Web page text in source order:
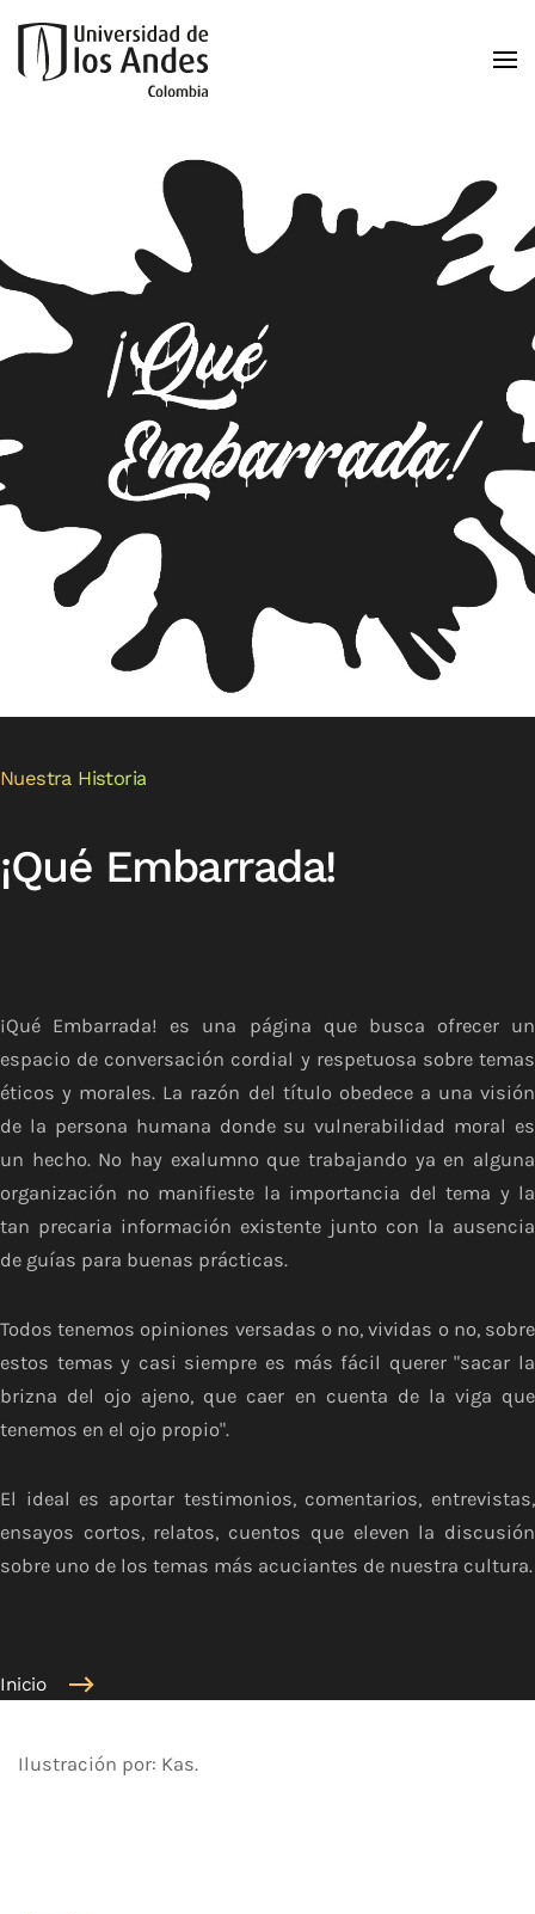
Skip to main content
Nuestra Historia
¡Qué Embarrada!
¡Qué Embarrada! es una página que busca ofrecer un
espacio de conversación cordial y respetuosa sobre temas
éticos y morales. La razón del título obedece a una visión
de la persona humana donde su vulnerabilidad moral es
un hecho. No hay exalumno que trabajando ya en alguna
organización no manifieste la importancia del tema y la
tan precaria información existente junto con la ausencia
de guías para buenas prácticas.
Todos tenemos opiniones versadas o no, vividas o no, sobre
estos temas y casi siempre es más fácil querer "sacar la
brizna del ojo ajeno, que caer en cuenta de la viga que
tenemos en el ojo propio".
El ideal es aportar testimonios, comentarios, entrevistas,
ensayos cortos, relatos, cuentos que eleven la discusión
sobre uno de los temas más acuciantes de nuestra cultura.
Inicio
Ilustración por: Kas.